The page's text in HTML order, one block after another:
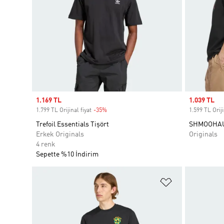
Sale price
1.169 TL
1.799 TL Orijinal fiyat -35%
Trefoil Essentials Tişört
Erkek Originals
4 renk
Sepette %10 İndirim
Sale price
1.039 TL
1.599 TL
Originals